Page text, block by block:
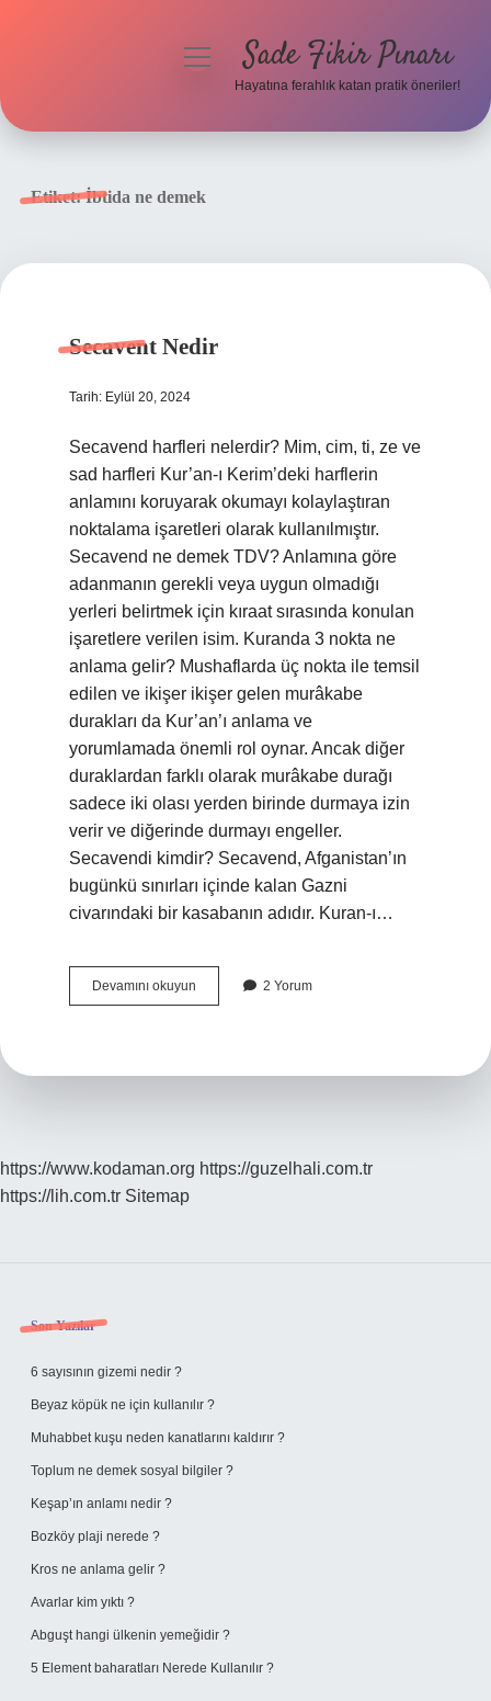
menüyüSade Fikir Pınarı
Hayatına ferahlık katan pratik öneriler!
Etiket:İbtida ne demek
Secavent Nedir
Tarih: Eylül 20, 2024
Secavend harfleri nelerdir? Mim, cim, ti, ze ve
sad harfleri Kur’an-ı Kerim’deki harflerin
anlamını koruyarak okumayı kolaylaştıran
noktalama işaretleri olarak kullanılmıştır.
Secavend ne demek TDV? Anlamına göre
adanmanın gerekli veya uygun olmadığı
yerleri belirtmek için kıraat sırasında konulan
işaretlere verilen isim. Kuranda 3 nokta ne
anlama gelir? Mushaflarda üç nokta ile temsil
edilen ve ikişer ikişer gelen murâkabe
durakları da Kur’an’ı anlama ve
yorumlamada önemli rol oynar. Ancak diğer
duraklardan farklı olarak murâkabe durağı
sadece iki olası yerden birinde durmaya izin
verir ve diğerinde durmayı engeller.
Secavendi kimdir? Secavend, Afganistan’ın
bugünkü sınırları içinde kalan Gazni
civarındaki bir kasabanın adıdır. Kuran-ı…
Devamını okuyun Secavent
Nedir
2 Yorum
https://www.kodaman.org https://guzelhali.com.tr
https://lih.com.tr Sitemap
Sidebar
Son Yazılar
6 sayısının gizemi nedir ?
Beyaz köpük ne için kullanılır ?
Muhabbet kuşu neden kanatlarını kaldırır ?
Toplum ne demek sosyal bilgiler ?
Keşap’ın anlamı nedir ?
Bozköy plaji nerede ?
Kros ne anlama gelir ?
Avarlar kim yıktı ?
Abguşt hangi ülkenin yemeğidir ?
5 Element baharatları Nerede Kullanılır ?